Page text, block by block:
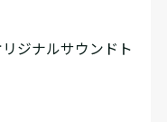
ジナルサウンドト